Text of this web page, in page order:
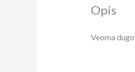
Opis
Veoma